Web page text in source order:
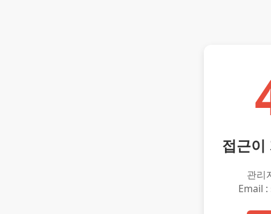
접근이
관리
Email